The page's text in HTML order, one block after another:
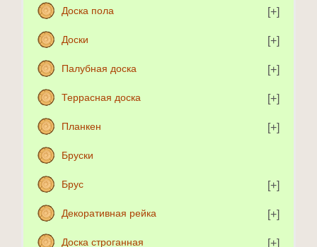
Доска пола
Доски
Палубная доска
Террасная доска
Планкен
Бруски
Брус
Декоративная рейка
Доска строганная